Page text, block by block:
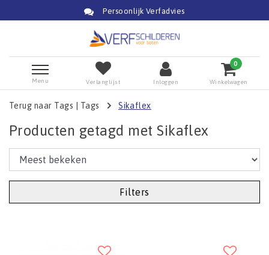
Persoonlijk Verfadvies
Menu Verlanglijst Inloggen
0
Winkelwagen
Terug naar Tags Tags Sikaflex
Producten getagd met Sikaflex
Filters